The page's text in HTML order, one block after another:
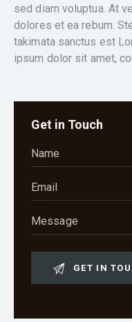
sed diam voluptua. At
dolores et ea rebum.
takimata sanctus est
ipsum dolor sit amet,
Get in Touch